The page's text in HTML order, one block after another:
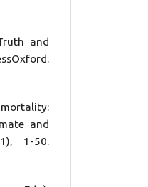
and
mortality:
and
1-50.